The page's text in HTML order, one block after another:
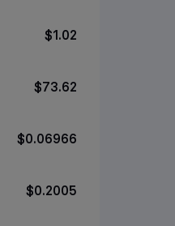
$1.02
$73.62
$0.06966
$0.2005